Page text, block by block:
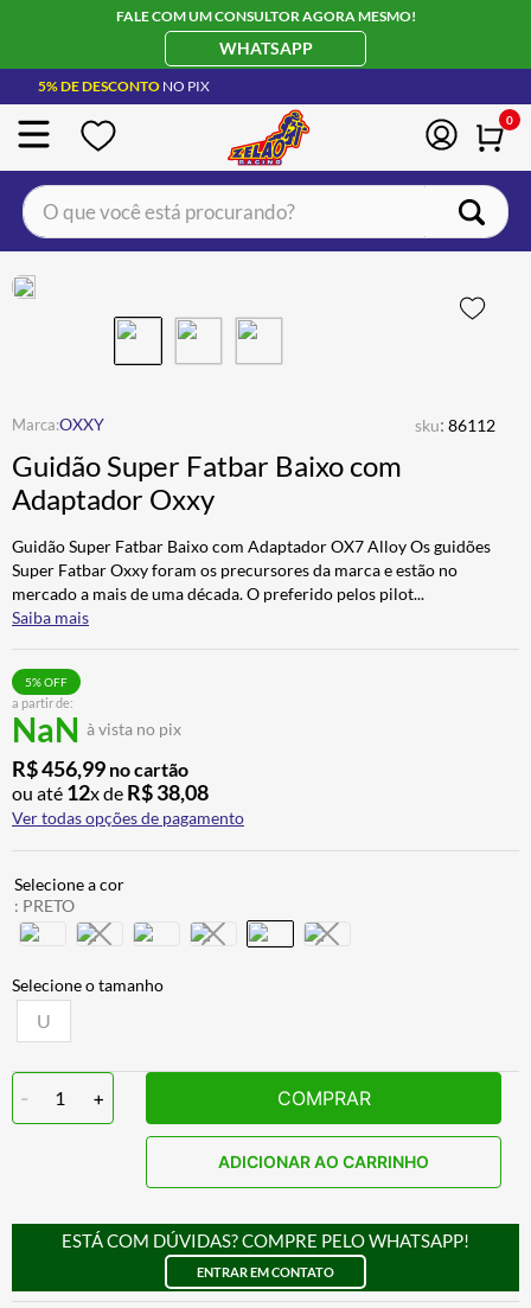
FALE COM UM CONSULTOR AGORA MESMO!
WHATSAPP
5% DE DESCONTO NO PIX
0
O que você está procurando?
OXXY sku: 86112
Guidão Super Fatbar Baixo com
Adaptador Oxxy
Guidão Super Fatbar Baixo com Adaptador OX7 Alloy Os guidões
Super Fatbar Oxxy foram os precursores da marca e estão no
mercado a mais de uma década. O preferido pelos pilot...
Saiba mais
a partir de:
NaN à vista no pix
5% OFF
R$456,99 no cartão
ou até 12x de R$38,08
Ver todas opções de pagamento
: PRETO
U
- 1 + COMPRAR
ADICIONAR AO CARRINHO
ESTÁ COM DÚVIDAS? COMPRE PELO WHATSAPP!
ENTRAR EM CONTATO
BOTA
4º ÓCULOS SOLAR
5º LUVA
6º ALPINESTAR
7º BAU
8º CALÇA
9º AIROH
10º